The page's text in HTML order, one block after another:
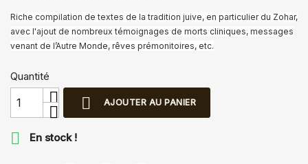
Riche compilation de textes de la tradition juive, en particulier du Zohar,
avec l'ajout de nombreux témoignages de morts cliniques, messages
venant de l’Autre Monde, rêves prémonitoires, etc.
Quantité
 AJOUTER AU PANIER
 En stock !